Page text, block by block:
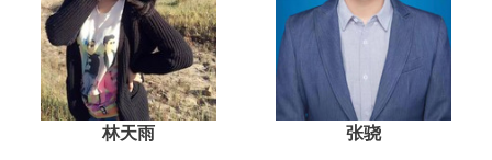
林天雨 张骁